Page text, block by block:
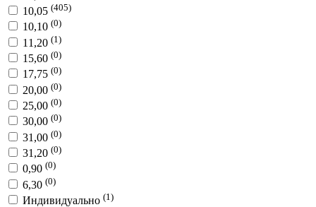
10,05 (405)
10,10 (0)
11,20 (1)
15,60 (0)
17,75 (0)
20,00 (0)
25,00 (0)
30,00 (0)
31,00 (0)
31,20 (0)
0,90 (0)
6,30 (0)
Индивидуально (1)